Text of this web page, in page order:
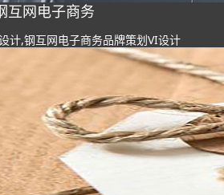
互网电子商务
计,钢互网电子商务品牌策划VI设计